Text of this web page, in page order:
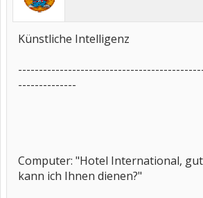
Künstliche Intelligenz
--------------
Computer: "Hotel International,
kann ich Ihnen dienen?"